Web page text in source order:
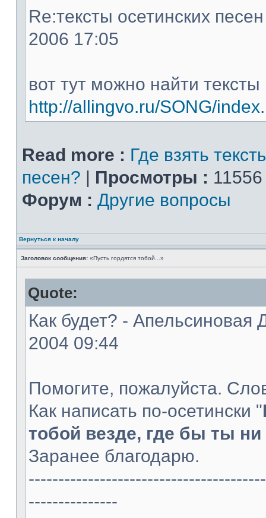
Re:тексты осетинских
2006 17:05
вот тут можно найти тексты
http://allingvo.ru/SONG/
Read more : Где взять
песен? | Просмотры :
Форум : Другие вопросы
Вернуться к началу
Заголовок сообщения: «Пусть гордятся тобой...»
Quote:
Как будет? - Апельсиновая
2004 09:44
Помогите, пожалуйста.
Как написать по-осетински "
тобой везде, где бы ты
Заранее благодарю.
---------------